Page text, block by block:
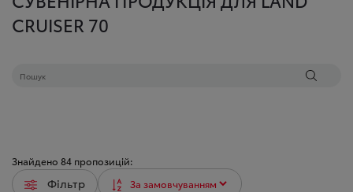
CRUISER 70
Знайдено 84 пропозицій:
Фільтр